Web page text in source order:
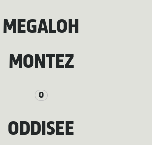
MEGALOH
MONTEZ
O
ODDISEE